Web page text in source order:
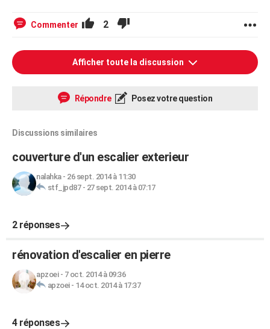
Commenter 2
Afficher toute la discussion
Répondre Posez votre question
Discussions similaires
couverture d'un escalier exterieur
nalahka- 26 sept. 2014 à 11:30
stf_jpd87- 27 sept. 2014 à 07:17
2 réponses
rénovation d'escalier en pierre
apzoei- 7 oct. 2014 à 09:36
apzoei- 14 oct. 2014 à 17:37
4 réponses